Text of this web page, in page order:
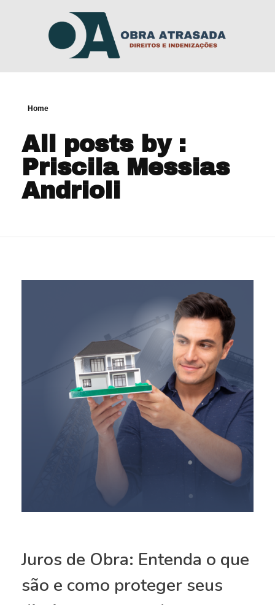
Home
All posts by :
Priscila Messias
Andrioli
Juros de Obra: Entenda o que
são e como proteger seus